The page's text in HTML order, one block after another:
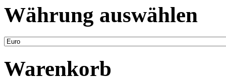
Währung auswählen
Warenkorb